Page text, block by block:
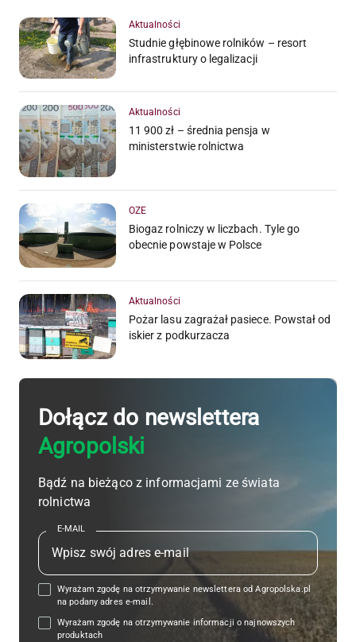
Aktualności
Studnie głębinowe rolników – resort
infrastruktury o legalizacji
Aktualności
11 900 zł – średnia pensja w
ministerstwie rolnictwa
OZE
Biogaz rolniczy w liczbach. Tyle go
obecnie powstaje w Polsce
Aktualności
Pożar lasu zagrażał pasiece. Powstał od
iskier z podkurzacza
Dołącz do newslettera
Agropolski
Bądź na bieżąco z informacjami ze świata
rolnictwa
E-MAIL
Wyrażam zgodę na otrzymywanie newslettera od Agropolska.pl
na podany adres e-mail.
Wyrażam zgodę na otrzymywanie informacji o najnowszych
produktach